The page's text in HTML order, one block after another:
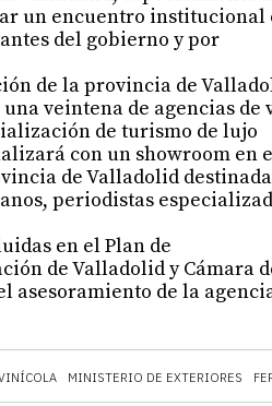
MINISTERIO DE EXTERIORES
un encuentro institucional
del gobierno y por
de la provincia de
veintena de agencias de
de turismo de lujo
con un showroom en
de Valladolid
periodistas
en el Plan de
de Valladolid y Cámara
asesoramiento de la